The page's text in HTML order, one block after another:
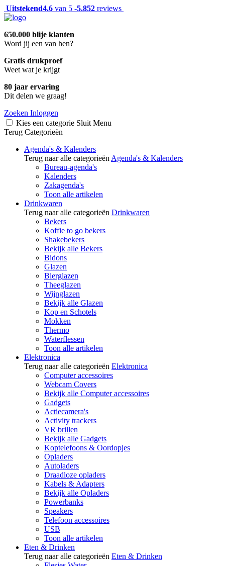
Uitstekend4.6 van 5 -5.852 reviews
650.000 blije klanten
Word jij een van hen?
Gratis drukproef
Weet wat je krijgt
80 jaar ervaring
Dit delen we graag!
Zoeken Inloggen
Kies een categorie Sluit Menu
Terug Categorieën
Agenda's & Kalenders
Terug naar alle categorieën Agenda's & Kalenders
Bureau-agenda's
Kalenders
Zakagenda's
Toon alle artikelen
Drinkwaren
Terug naar alle categorieën Drinkwaren
Bekers
Koffie to go bekers
Shakebekers
Bekijk alle Bekers
Bidons
Glazen
Bierglazen
Theeglazen
Wijnglazen
Bekijk alle Glazen
Kop en Schotels
Mokken
Thermo
Waterflessen
Toon alle artikelen
Elektronica
Terug naar alle categorieën Elektronica
Computer accessoires
Webcam Covers
Bekijk alle Computer accessoires
Gadgets
Actiecamera's
Activity trackers
VR brillen
Bekijk alle Gadgets
Koptelefoons & Oordopjes
Opladers
Autoladers
Draadloze opladers
Kabels & Adapters
Bekijk alle Opladers
Powerbanks
Speakers
Telefoon accessoires
USB
Toon alle artikelen
Eten & Drinken
Terug naar alle categorieën Eten & Drinken